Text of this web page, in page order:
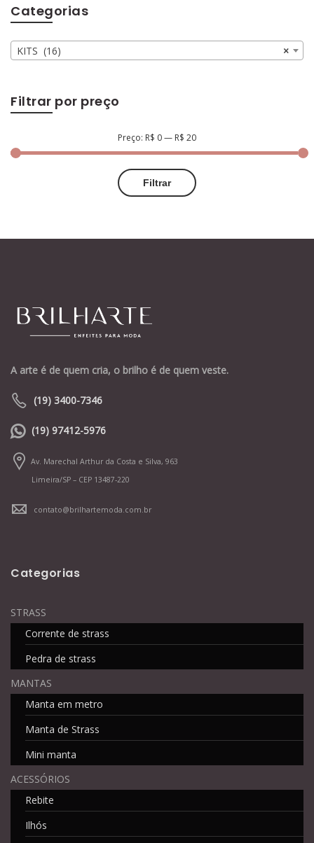
Categorias
×
KITS (16)
Filtrar por preço
Filtrar
Preço: R$ 0— R$ 20
A arte é de quem cria, o brilho é de quem veste.
(19) 3400-7346
(19) 97412-5976
Av. Marechal Arthur da Costa e Silva, 963
Limeira/SP – CEP 13487-220
contato@brilhartemoda.com.br
Categorias
STRASS
Corrente de strass
Pedra de strass
MANTAS
Manta em metro
Manta de Strass
Mini manta
ACESSÓRIOS
Rebite
Ilhós